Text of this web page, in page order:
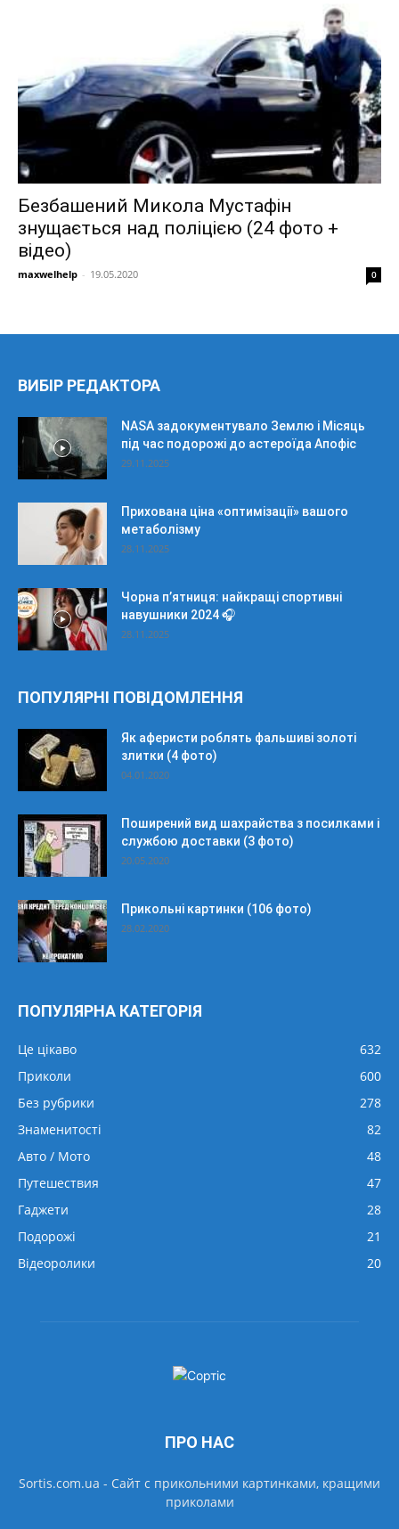
Безбашений Микола Мустафін
знущається над поліцією (24 фото +
відео)
maxwelhelp - 19.05.2020 0
ВИБІР РЕДАКТОРА
NASA задокументувало Землю і Місяць
під час подорожі до астероїда Апофіс
29.11.2025
Прихована ціна «оптимізації» вашого
метаболізму
28.11.2025
Чорна п’ятниця: найкращі спортивні
навушники 2024 🎧
28.11.2025
ПОПУЛЯРНІ ПОВІДОМЛЕННЯ
Як аферисти роблять фальшиві золоті
злитки (4 фото)
04.01.2020
Поширений вид шахрайства з посилками і
службою доставки (3 фото)
20.05.2020
Прикольні картинки (106 фото)
28.02.2020
ПОПУЛЯРНА КАТЕГОРІЯ
Це цікаво
632
Приколи
600
Без рубрики
278
Знаменитості
82
Авто / Мото
48
Путешествия
47
Гаджети
28
Подорожі
21
Відеоролики
20
ПРО НАС
Sortis.com.ua - Cайт с прикольними картинками, кращими
приколами